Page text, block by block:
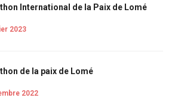
International de la Paix de Lomé
2023
de la paix de Lomé
2022